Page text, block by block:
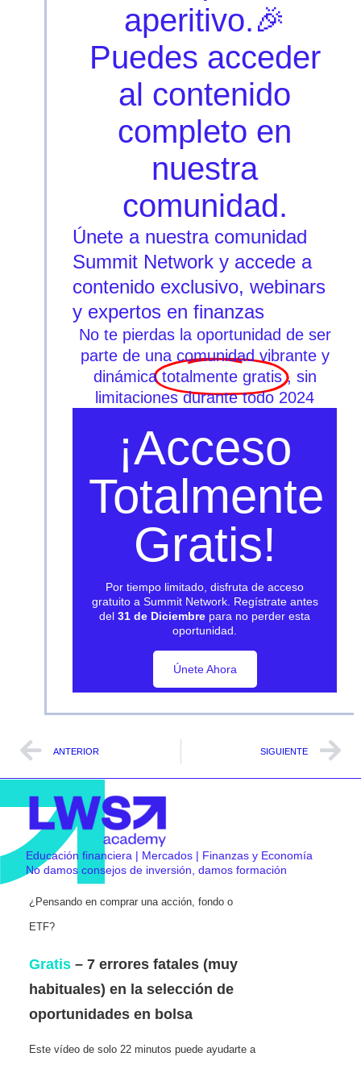
aperitivo.🎉
Puedes acceder
al contenido
completo en
nuestra
comunidad.
Únete a nuestra comunidad
Summit Network y accede a
contenido exclusivo, webinars
y expertos en finanzas
No te pierdas la oportunidad de ser
parte de una comunidad vibrante y
dinámica totalmente gratis , sin
limitaciones durante todo 2024
¡Acceso
Totalmente
Gratis!
Por tiempo limitado, disfruta de acceso
gratuito a Summit Network. Regístrate antes
del 31 de Diciembre para no perder esta
oportunidad.
Únete Ahora
Únete Ahora
ANTERIOR SIGUIENTE
Educación financiera | Mercados | Finanzas y Economía
No damos consejos de inversión, damos formación
¿Pensando en comprar una acción, fondo o
ETF?
Gratis – 7 errores fatales (muy
habituales) en la selección de
oportunidades en bolsa
Este vídeo de solo 22 minutos puede ayudarte a